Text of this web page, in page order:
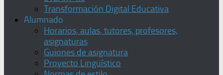
Transformación Digital Educativa
Alumnado
Horarios, aulas, tutores, profesores,
asignaturas
Guiones de asignatura
Proyecto Lingüístico